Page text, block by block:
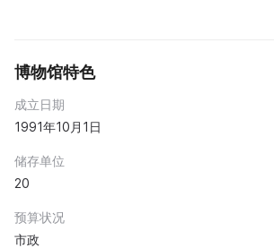
博物馆特色
成立日期
1991年10月1日
储存单位
20
预算状况
市政